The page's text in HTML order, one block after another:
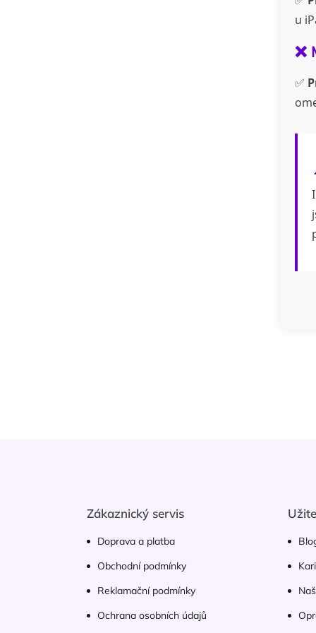
u
❌
✅
Zákaznický servis
Doprava a platba
Obchodní podmínky
Reklamační podmínky
Ochrana osobních údajů